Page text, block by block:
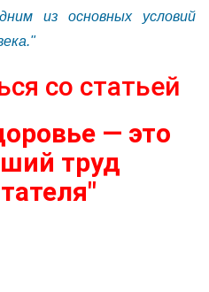
из основных условий
со статьей
— это
труд